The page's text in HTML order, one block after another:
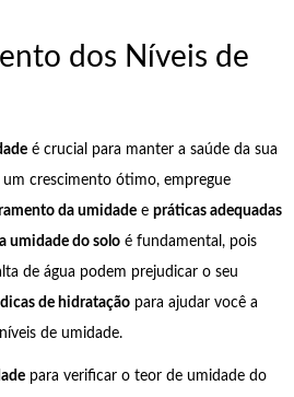
dos Níveis de
é crucial para manter a saúde da sua
crescimento ótimo, empregue
da umidadee práticas adequadas
umidade do soloé fundamental, pois
de água podem prejudicar o seu
dicas de hidrataçãopara ajudar você a
de umidade.
para verificar o teor de umidade do